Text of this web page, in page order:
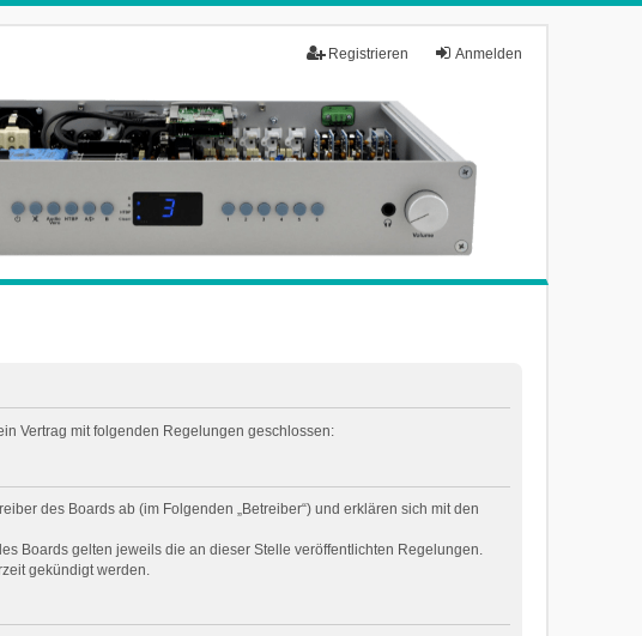
Anmelden
Registrieren
Vertrag mit folgenden Regelungen geschlossen:
des Boards ab (im Folgenden „Betreiber“) und erklären sich mit den
Boards gelten jeweils die an dieser Stelle veröffentlichten Regelungen.
gekündigt werden.